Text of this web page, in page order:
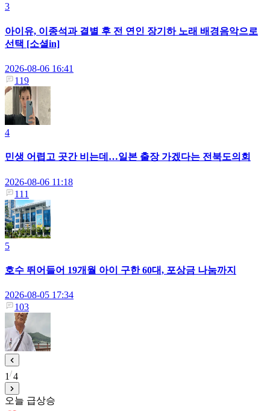
3
아이유, 이종석과 결별 후 전 연인 장기하 노래 배경음악으로
선택 [소셜in]
2026-08-06 16:41
119
4
민생 어렵고 곳간 비는데…일본 출장 가겠다는 전북도의회
2026-08-06 11:18
111
5
호수 뛰어들어 19개월 아이 구한 60대, 포상금 나눔까지
2026-08-05 17:34
103
1 4
오늘 급상승